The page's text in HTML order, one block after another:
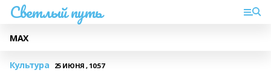
Светлый путь
МАХ
Культура 25 ИЮНЯ , 10:57